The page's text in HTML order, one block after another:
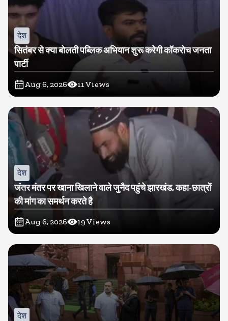
देश
सितंबर से क्या बोलती पब्लिक अभियान शुरू करेगी कॉकरोच जनता
पार्टी
Aug 6, 2026 11Views
देश
जंतर मंतर पर खाना खिलाने वाले जुनैद पहुंचे झारखंड, कहा-छात्रों
की मांग का समर्थन करते है
Aug 6, 2026 19Views
देश